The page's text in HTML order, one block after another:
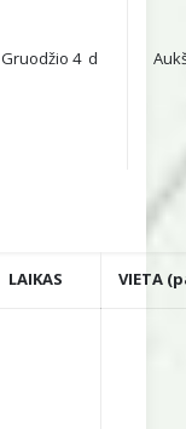
Gruodžio 4 d
LAIKAS VIETA